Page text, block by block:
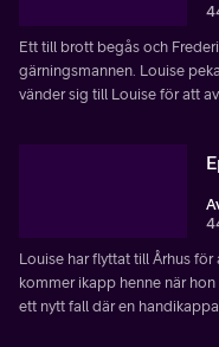
Ett till brott begås och
gärningsmannen. Louise
vänder sig till Louise för att
Louise har flyttat till Århus
kommer ikapp henne när
ett nytt fall där en